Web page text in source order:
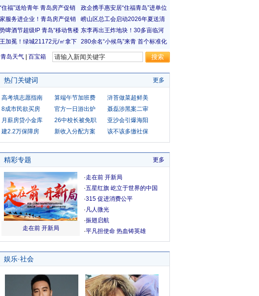
青岛天气 百宝箱
热门关键词 更多
高考填志愿指南 算端午节加班费
浒苔做菜超鲜美
8成市民欲买房
官方一日游出炉
聂磊涉黑案二审
月薪房贷小金库
26中校长被免职
亚沙会引爆海阳
建2.2万保障房
新收入分配方案 该不该多缴社保